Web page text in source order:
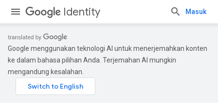
Identity Masuk
Google menggunakan teknologi AI untuk menerjemahkan konten
ke dalam bahasa pilihan Anda. Terjemahan AI mungkin
mengandung kesalahan.